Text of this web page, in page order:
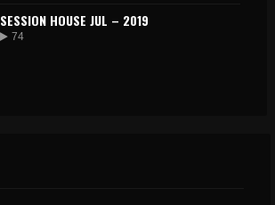
SESSION HOUSE JUL – 2019
74